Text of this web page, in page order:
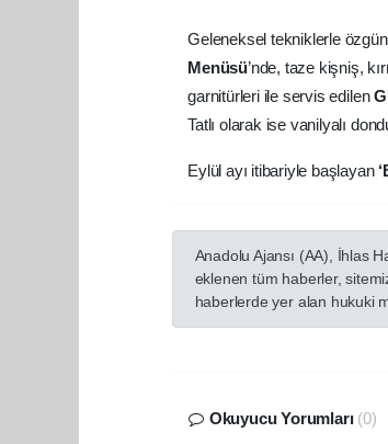
Geleneksel tekniklerle
Menüsü’nde, taze kişniş,
garnitürleri ile servis edilen
Tatlı olarak ise vanilyalı
Eylül ayı itibariyle başlayan
Anadolu Ajansı (AA), İhlas
eklenen tüm haberler,
haberlerde yer alan hukuki
Okuyucu Yorumları (0)